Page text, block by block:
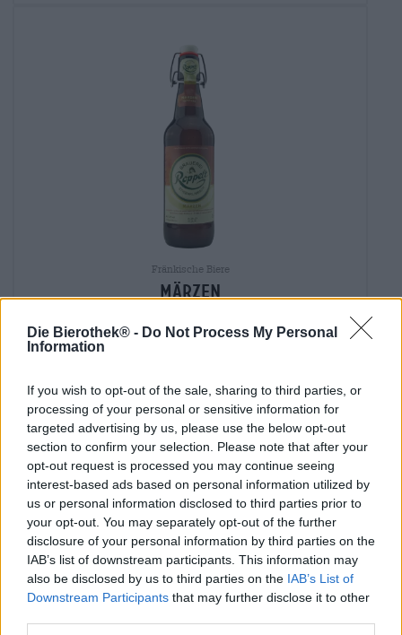
Die Bierothek® - Do Not Process My Personal
Information
If you wish to opt-out of the sale, sharing to third parties, or
processing of your personal or sensitive information for
targeted advertising by us, please use the below opt-out
section to confirm your selection. Please note that after your
opt-out request is processed you may continue seeing
interest-based ads based on personal information utilized by
us or personal information disclosed to third parties prior to
your opt-out. You may separately opt-out of the further
disclosure of your personal information by third parties on the
IAB’s list of downstream participants. This information may
also be disclosed by us to third parties on the IAB’s List of
Downstream Participants that may further disclose it to other
Fränkische Biere
märzen
€ 2,90
MEHRWEG
Ausverkauft